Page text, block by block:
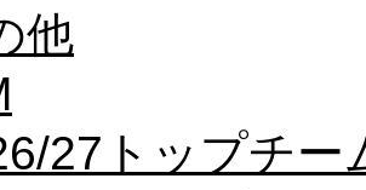
報
リティ
援
ェクト
他
27トップチー